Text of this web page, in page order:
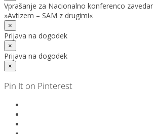
Vprašanje za Nacionalno konferenco
»Avtizem – SAM z drugimi«
×
Prijava na dogodek
×
Prijava na dogodek
×
Pin It on Pinterest